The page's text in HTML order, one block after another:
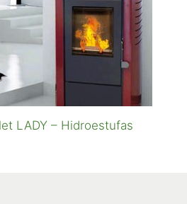
LADY – Hidroestufas